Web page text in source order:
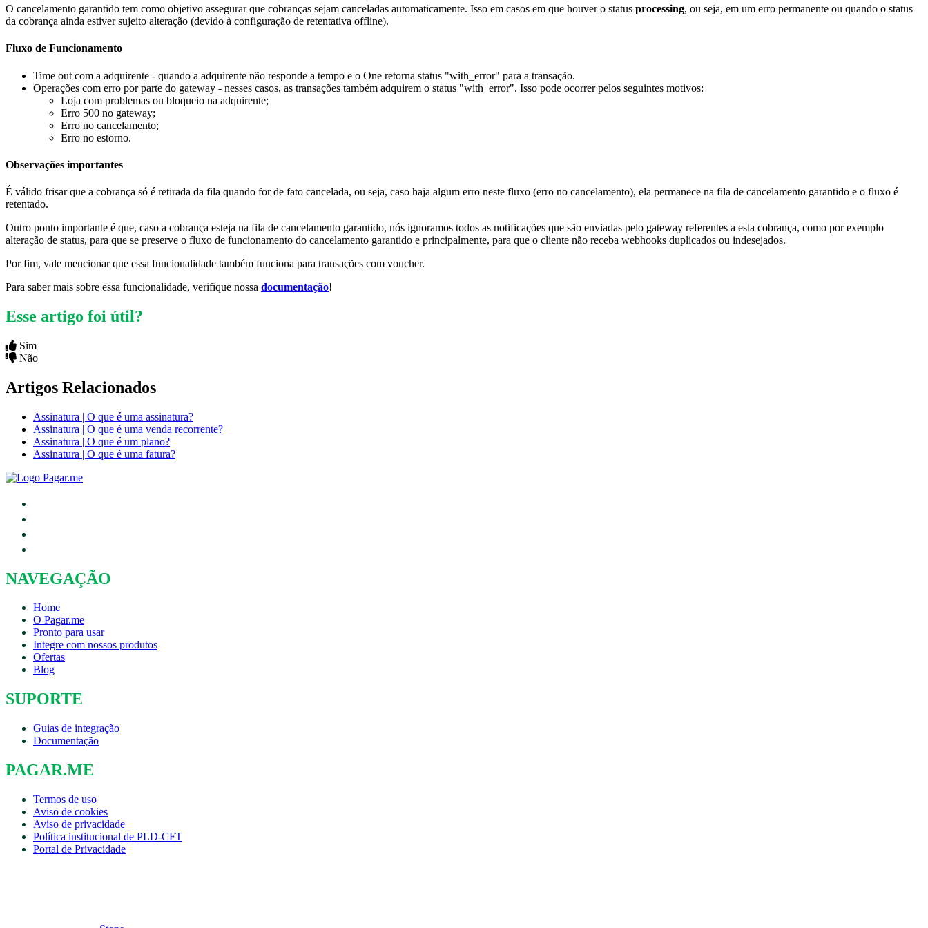
O cancelamento garantido tem como objetivo assegurar que cobranças sejam canceladas automaticamente. Isso em casos em que houver o status processing, ou seja, em um erro permanente ou quando o status
da cobrança ainda estiver sujeito alteração (devido à configuração de retentativa offline).
Fluxo de Funcionamento
Time out com a adquirente - quando a adquirente não responde a tempo e o One retorna status "with_error" para a transação.
Operações com erro por parte do gateway - nesses casos, as transações também adquirem o status "with_error". Isso pode ocorrer pelos seguintes motivos:
Loja com problemas ou bloqueio na adquirente;
Erro 500 no gateway;
Erro no cancelamento;
Erro no estorno.
Observações importantes
É válido frisar que a cobrança só é retirada da fila quando for de fato cancelada, ou seja, caso haja algum erro neste fluxo (erro no cancelamento), ela permanece na fila de cancelamento garantido e o fluxo é
retentado.
Outro ponto importante é que, caso a cobrança esteja na fila de cancelamento garantido, nós ignoramos todos as notificações que são enviadas pelo gateway referentes a esta cobrança, como por exemplo
alteração de status, para que se preserve o fluxo de funcionamento do cancelamento garantido e principalmente, para que o cliente não receba webhooks duplicados ou indesejados.
Por fim, vale mencionar que essa funcionalidade também funciona para transações com voucher.
Para saber mais sobre essa funcionalidade, verifique nossa documentação!
Esse artigo foi útil?
Sim
Não
Artigos Relacionados
Assinatura | O que é uma assinatura?
Assinatura | O que é uma venda recorrente?
Assinatura | O que é um plano?
Assinatura | O que é uma fatura?
NAVEGAÇÃO
Home
O Pagar.me
Pronto para usar
Integre com nossos produtos
Ofertas
Blog
SUPORTE
Guias de integração
Documentação
PAGAR.ME
Termos de uso
Aviso de cookies
Aviso de privacidade
Política institucional de PLD-CFT
Portal de Privacidade